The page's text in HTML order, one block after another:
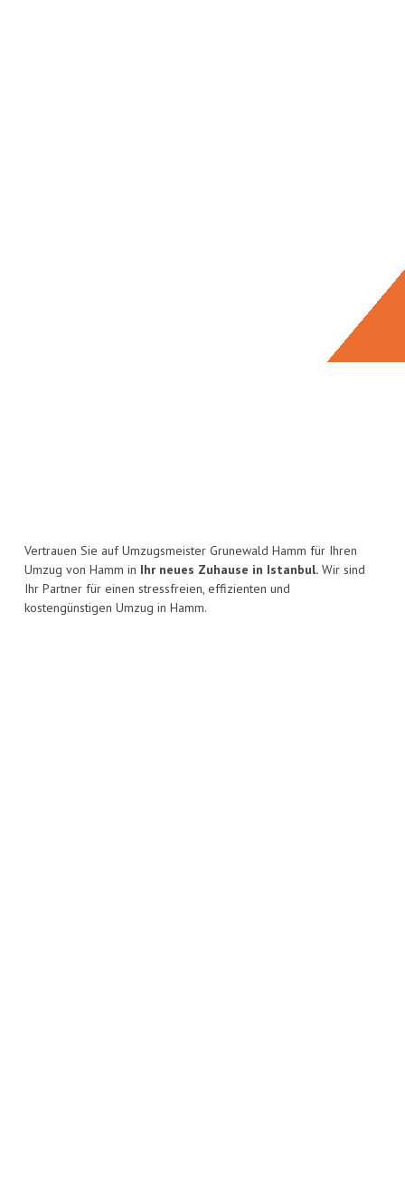
Vertrauen Sie auf Umzugsmeister Grunewald Hamm für Ihren
Umzug von Hamm in Ihr neues Zuhause in Istanbul. Wir sind
Ihr Partner für einen stressfreien, effizienten und
kostengünstigen Umzug in Hamm.